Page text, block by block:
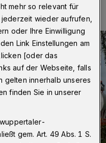
mehr so relevant für
wieder aufrufen,
oder Ihre Einwilligung
Link Einstellungen am
[oder das
auf der Webseite, falls
gelten innerhalb unseres
finden Sie in unserer
gem. Art. 49 Abs. 1 S.